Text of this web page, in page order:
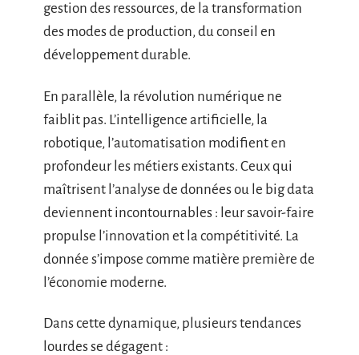
gestion des ressources, de la transformation
des modes de production, du conseil en
développement durable.
En parallèle, la révolution numérique ne
faiblit pas. L’intelligence artificielle, la
robotique, l’automatisation modifient en
profondeur les métiers existants. Ceux qui
maîtrisent l’analyse de données ou le big data
deviennent incontournables : leur savoir-faire
propulse l’innovation et la compétitivité. La
donnée s’impose comme matière première de
l’économie moderne.
Dans cette dynamique, plusieurs tendances
lourdes se dégagent :